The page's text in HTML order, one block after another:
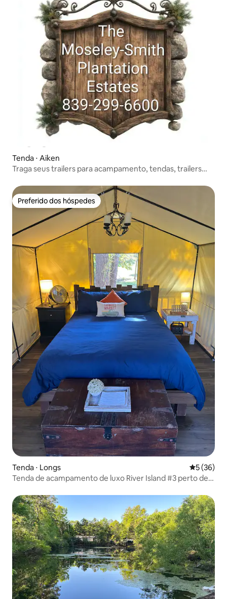
Tenda ⋅ Aiken
Traga seus trailers para acampamento, tendas, trailers
Preferido dos hóspedes
Preferido dos hóspedes
Tenda ⋅ Longs 5 de uma
5 (36)
Tenda de acampamento de luxo River Island #3 perto de